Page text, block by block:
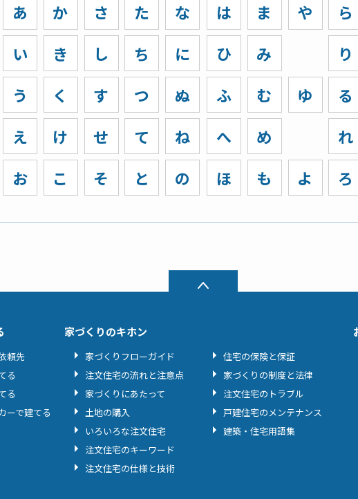
あ
い
う
え
お
か
き
く
け
こ
さ
し
す
せ
そ
た
ち
つ
て
と
な
に
ぬ
ね
の
は
ひ
ふ
へ
ほ
ま
み
む
め
も
や
ゆ
よ
ら
り
る
れ
ろ
頼先
る
る
ーで建てる
家づくりのキホン
家づくりフローガイド
注文住宅の流れと注意点
家づくりにあたって
土地の購入
いろいろな注文住宅
注文住宅のキーワード
注文住宅の仕様と技術
住宅の保険と保証
家づくりの制度と法律
注文住宅のトラブル
戸建住宅のメンテナンス
建築・住宅用語集